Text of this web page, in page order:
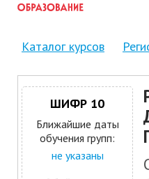
Каталог курсов
ШИФР 10
Ближайшие даты
обучения групп:
не указаны